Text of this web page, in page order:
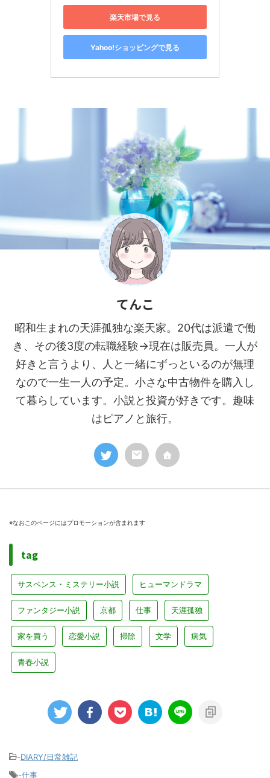
楽天市場で見る
Yahoo!ショッピングで見る
てんこ
昭和生まれの天涯孤独な楽天家。20代は派遣で働
き、その後3度の転職経験→現在は販売員。一人が
好きと言うより、人と一緒にずっといるのが無理
なので一生一人の予定。小さな中古物件を購入し
て暮らしています。小説と投資が好きです。趣味
はピアノと旅行。
※なおこのページにはプロモーションが含まれます
tag
サスペンス・ミステリー小説 ヒューマンドラマ
ファンタジー小説 京都 仕事 天涯孤独
家を買う 恋愛小説 掃除 文学 病気
青春小説
-DIARY/日常雑記
-仕事